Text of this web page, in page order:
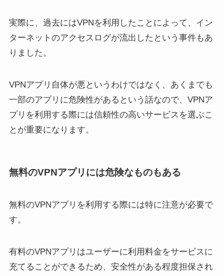
実際に、過去にはVPNを利用したことによって、イン
ターネットのアクセスログが流出したという事件もあ
りました。
VPNアプリ自体が悪というわけではなく、あくまでも
一部のアプリに危険性があるという話なので、VPNア
プリを利用する際には信頼性の高いサービスを選ぶこ
とが重要になります。
無料のVPNアプリには危険なものもある
無料のVPNアプリを利用する際には特に注意が必要で
す。
有料のVPNアプリはユーザーに利用料金をサービスに
充てることができるため、安全性がある程度担保され